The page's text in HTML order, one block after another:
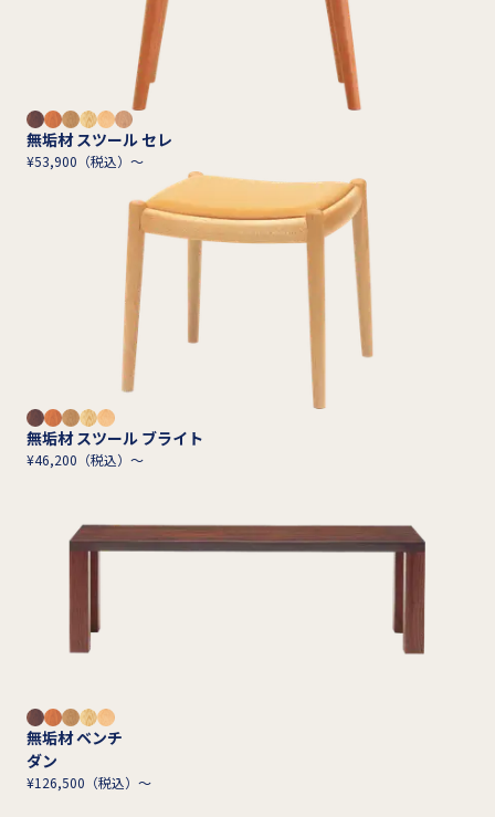
無垢材 スツール セレ
¥53,900（税込）～
無垢材 スツール ブライト
¥46,200（税込）～
無垢材 ベンチ
ダン
¥126,500（税込）～